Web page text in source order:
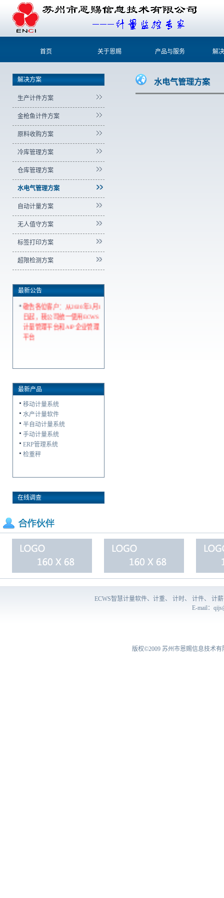
首页 关于恩赐 产品与服务 解
解决方案
生产计件方案
金枪鱼计件方案
原料收购方案
冷库管理方案
仓库管理方案
水电气管理方案
自动计量方案
无人值守方案
标签打印方案
超限检测方案
最新公告
敬告各位客户：从2020年3月1
日起，我公司统一使用ECWS
计量管理平台和AIP企业管理
平台
最新产品
移动计量系统
水产计量软件
半自动计量系统
手动计量系统
ERP管理系统
检重秤
在线调查
水电气管理方案
ECWS智慧计量软件、计重、 计时、 计件、 计
E-mail：
版权©2009 苏州市恩赐信息技术有